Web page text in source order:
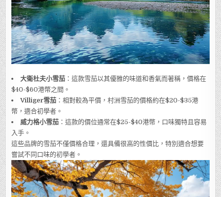
大衛杜夫小雪茄 ：這款雪茄以其優雅的味道和香氣而著稱，價格在
$40-$60港幣之間。
Villiger雪茄 ：相對較為平價，村洲雪茄的價格約在$20-$35港
幣，適合初學者。
威力格小雪茄 ：這款的價位通常在$25-$40港幣，口味獨特且容易
入手。
這些品牌的雪茄不僅價格合理，還具備很高的性價比，特別適合想要
嘗試不同口味的初學者。